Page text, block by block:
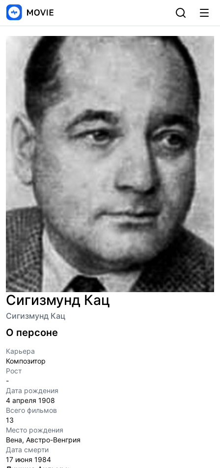
Сигизмунд Кац
Сигизмунд Кац
О персоне
Карьера
Композитор
Рост
-
Дата рождения
4 апреля 1908
Всего фильмов
13
Место рождения
Вена, Австро-Венгрия
Дата смерти
17 июня 1984